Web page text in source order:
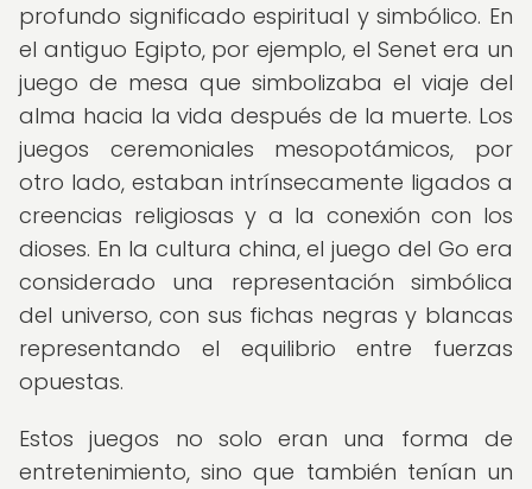
profundo significado espiritual y simbólico. En
el antiguo Egipto, por ejemplo, el Senet era un
juego de mesa que simbolizaba el viaje del
alma hacia la vida después de la muerte. Los
juegos ceremoniales mesopotámicos, por
otro lado, estaban intrínsecamente ligados a
creencias religiosas y a la conexión con los
dioses. En la cultura china, el juego del Go era
considerado una representación simbólica
del universo, con sus fichas negras y blancas
representando el equilibrio entre fuerzas
opuestas.
Estos juegos no solo eran una forma de
entretenimiento, sino que también tenían un